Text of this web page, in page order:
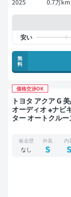
2025 0.7万km
無
料
価格交渉OK
トヨタ アクア G 美品 禁煙車 整備記録簿あり ディスプレイ
オーディオ ※ナビ
ター オートクル
板金歴
なし
外装
S
内
S